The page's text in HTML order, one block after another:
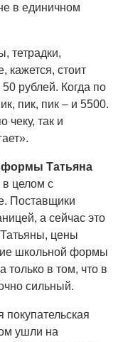
в единичном
тетрадки,
кажется, стоит
рублей. Когда по
пик, пик – и 5500.
чеку, так и
формы Татьяна
в целом с
Поставщики
а сейчас это
цены
школьной формы
только в том, что в
сильный.
ушли на